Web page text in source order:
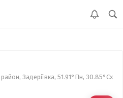
район, Задеріївка, 51.91°Пн, 30.85°Сх